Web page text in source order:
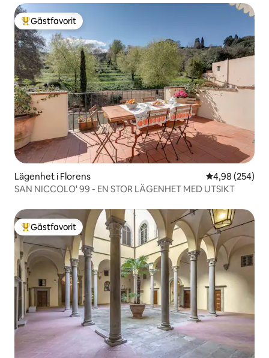
Populär gästfavorit
Gästfavorit
Lägenhet i Florens 4,98 av 5 i
4,98 (254)
SAN NICCOLO' 99 - EN STOR LÄGENHET MED UTSIKT
Populär gästfavorit
Gästfavorit